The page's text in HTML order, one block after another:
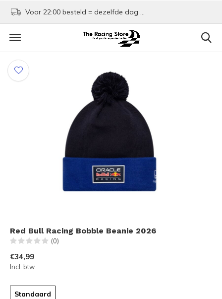
Voor 22:00 besteld = dezelfde dag verzonden!
Red Bull Racing Bobble Beanie 2026
(0)
€34,99
Incl. btw
Standaard